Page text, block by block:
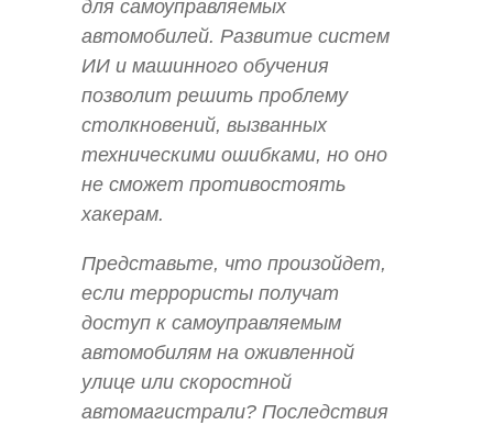
для самоуправляемых
автомобилей. Развитие систем
ИИ и машинного обучения
позволит решить проблему
столкновений, вызванных
техническими ошибками, но оно
не сможет противостоять
хакерам.
Представьте, что произойдет,
если террористы получат
доступ к самоуправляемым
автомобилям на оживленной
улице или скоростной
автомагистрали? Последствия